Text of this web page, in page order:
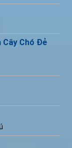
Cây Chó Đẻ